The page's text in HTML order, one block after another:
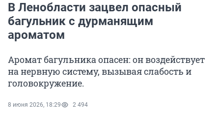
В Ленобласти зацвел опасный
багульник с дурманящим
ароматом
Аромат багульника опасен: он воздействует
на нервную систему, вызывая слабость и
головокружение.
8 июня 2026, 18:29 2 494